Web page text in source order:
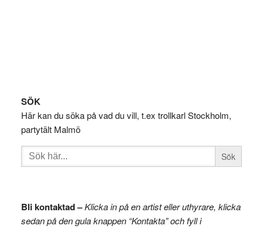
Footer
SÖK
Här kan du söka på vad du vill, t.ex trollkarl Stockholm,
partytält Malmö
Sök
efter:
Bli kontaktad –Klicka in på en artist eller uthyrare, klicka
sedan på den gula knappen “Kontakta” och fyll i